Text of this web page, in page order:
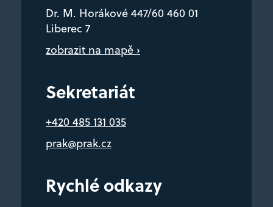
Dr. M. Horákové 447/60 460 01
Liberec 7
zobrazit na mapě ›
Sekretariát
+420 485 131 035
prak@prak.cz
Rychlé odkazy